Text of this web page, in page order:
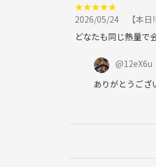
★★★★★
2026/05/24
【本
どなたも同じ熱量で
@12eX6u
ありがとうござ